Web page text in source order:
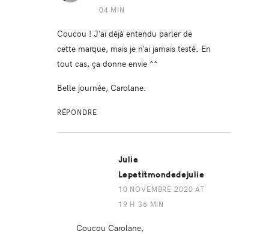
04 MIN
Coucou ! J’ai déjà entendu parler de
cette marque, mais je n’ai jamais testé. En
tout cas, ça donne envie ^^
Belle journée, Carolane.
RÉPONDRE
Julie
Lepetitmondedejulie
10 NOVEMBRE 2020 AT
19 H 36 MIN
Coucou Carolane,